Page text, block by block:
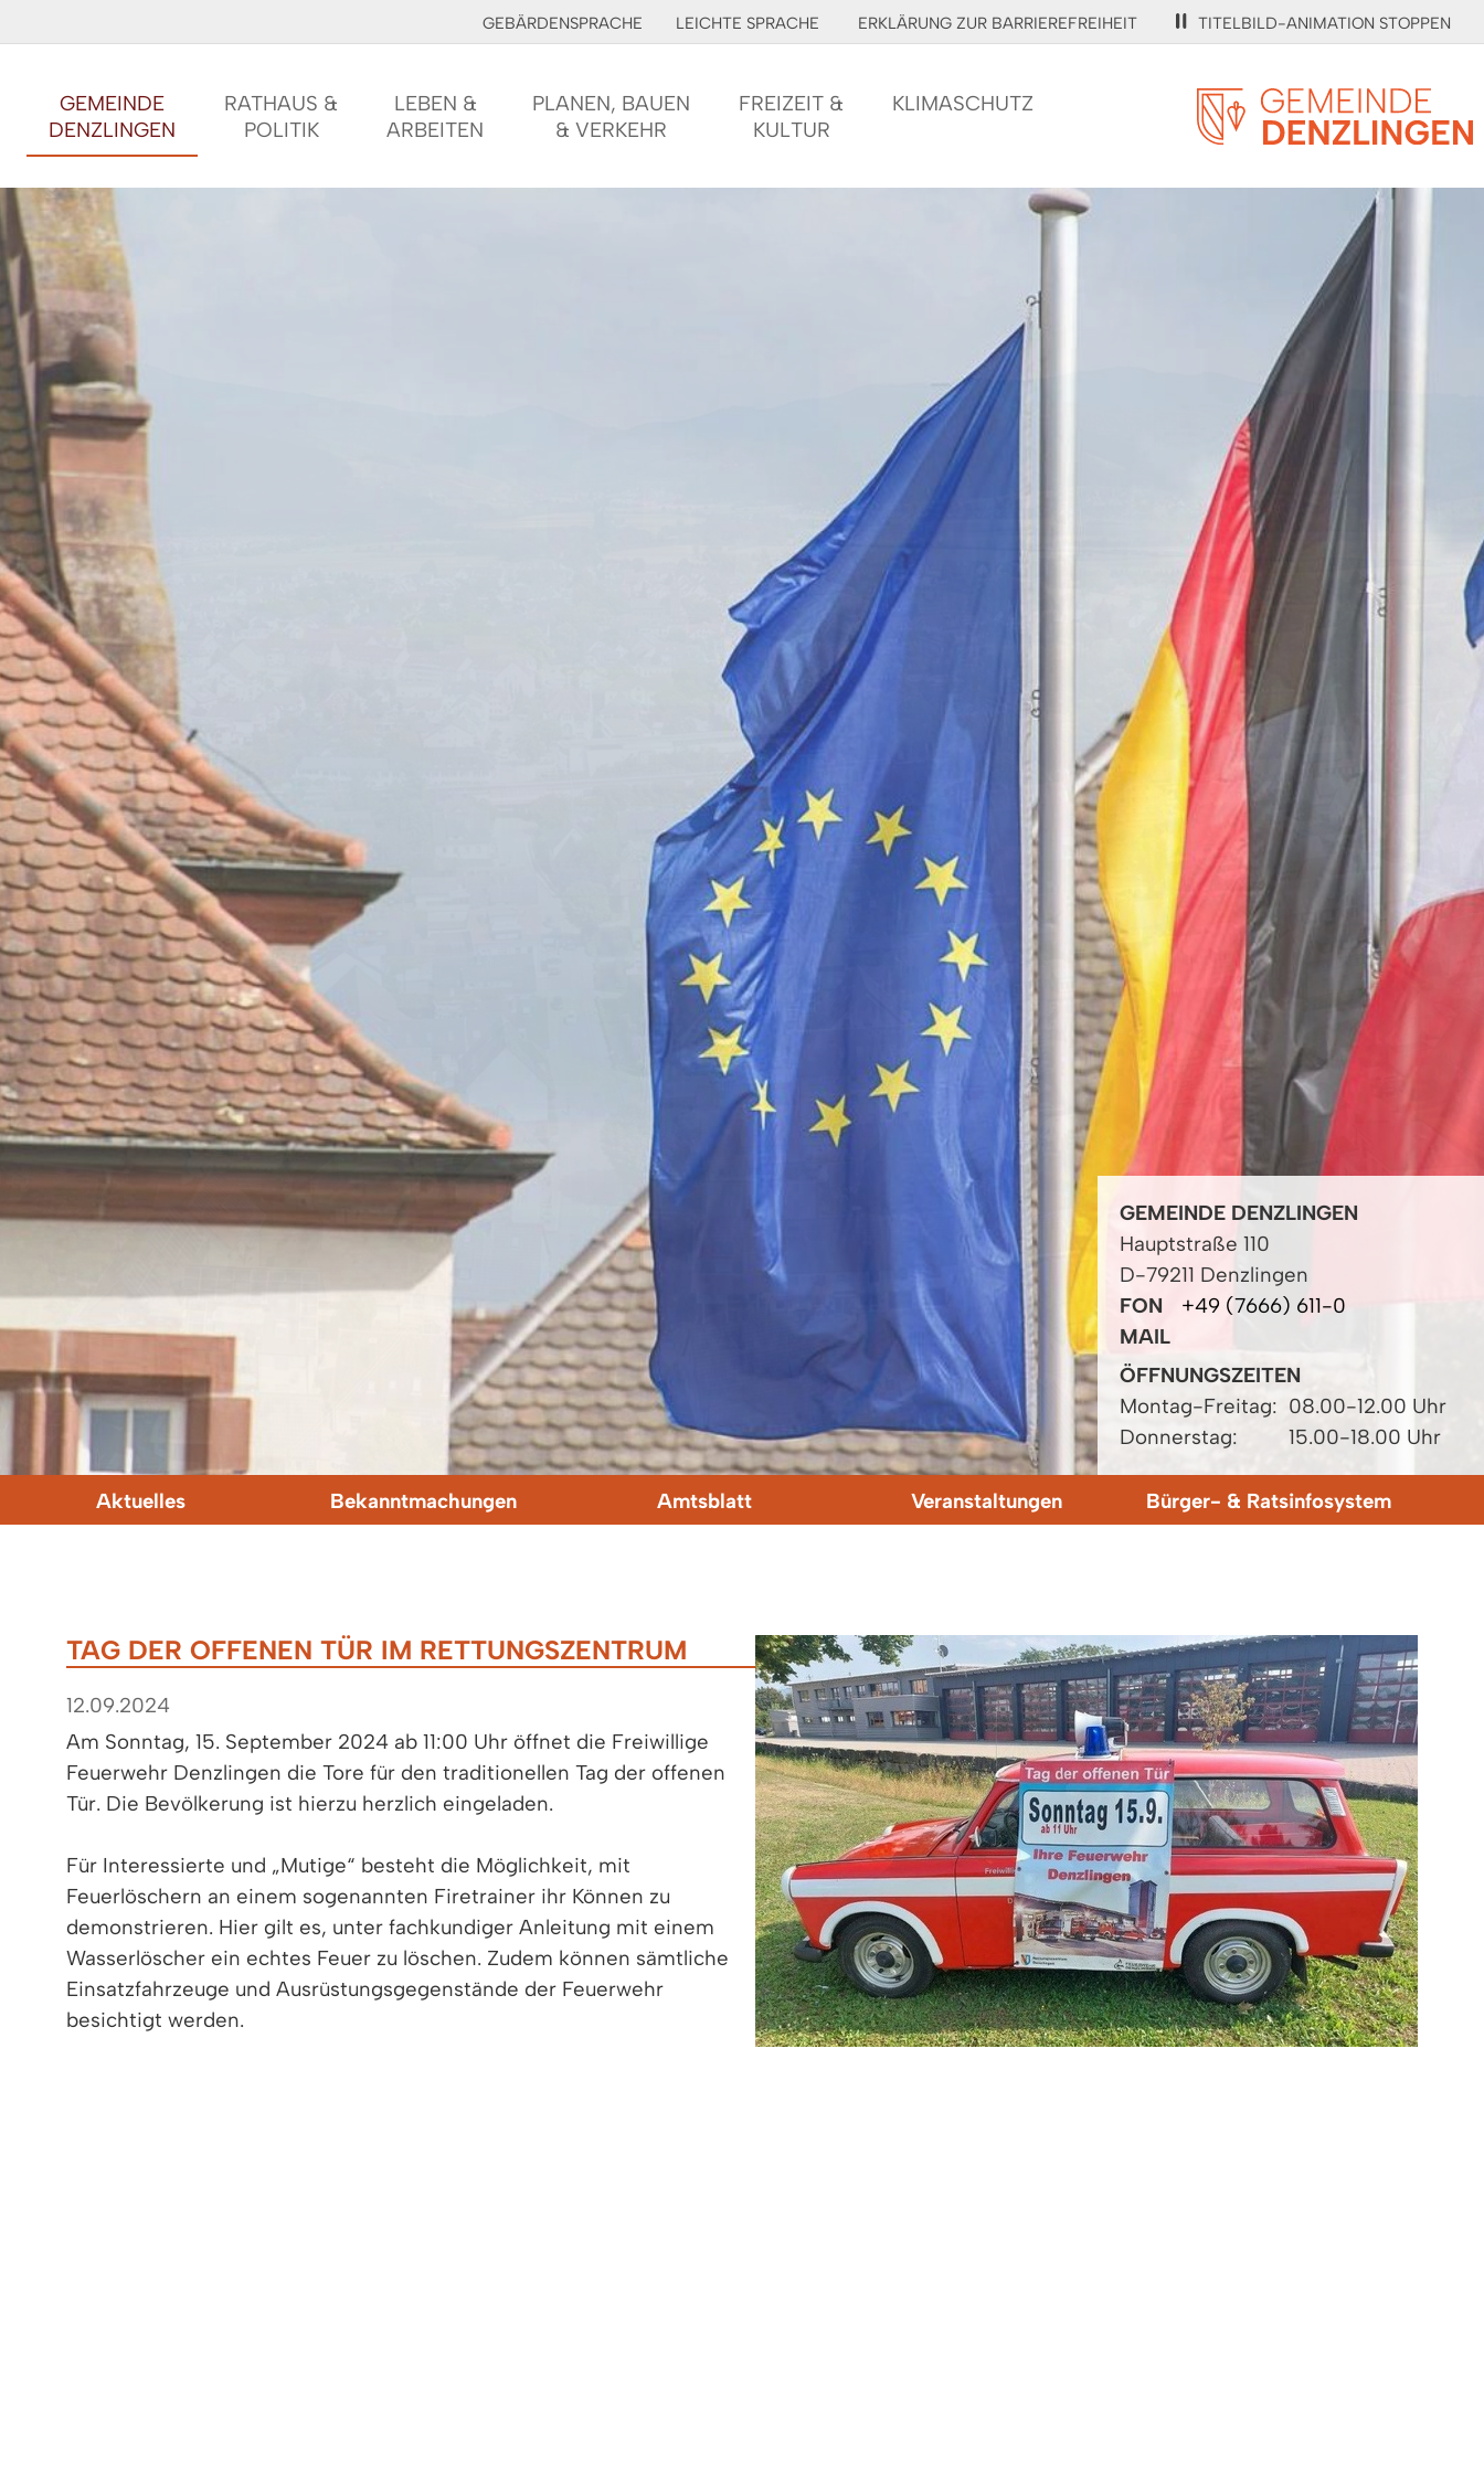
GEBÄRDENSPRACHE LEICHTE SPRACHE ERKLÄRUNG ZUR BARRIEREFREIHEIT TITELBILD-ANIMATION STOPPEN
GEMEINDE
DENZLINGEN
RATHAUS &
POLITIK
LEBEN &
ARBEITEN
PLANEN, BAUEN
& VERKEHR
FREIZEIT &
KULTUR
KLIMASCHUTZ
GEMEINDE DENZLINGEN
Hauptstraße 110
D-79211 Denzlingen
FON
+49 (7666) 611-0
MAIL
ÖFFNUNGSZEITEN
Montag-Freitag: 08.00-12.00 Uhr
Donnerstag:
15.00-18.00 Uhr
Aktuelles Bekanntmachungen Amtsblatt Veranstaltungen Bürger- & Ratsinfosystem
TAG DER OFFENEN TÜR IM RETTUNGSZENTRUM
12.09.2024
Am Sonntag, 15. September 2024 ab 11:00 Uhr öffnet die Freiwillige
Feuerwehr Denzlingen die Tore für den traditionellen Tag der offenen
Tür. Die Bevölkerung ist hierzu herzlich eingeladen.
Für Interessierte und „Mutige“ besteht die Möglichkeit, mit
Feuerlöschern an einem sogenannten Firetrainer ihr Können zu
demonstrieren. Hier gilt es, unter fachkundiger Anleitung mit einem
Wasserlöscher ein echtes Feuer zu löschen. Zudem können sämtliche
Einsatzfahrzeuge und Ausrüstungsgegenstände der Feuerwehr
besichtigt werden.